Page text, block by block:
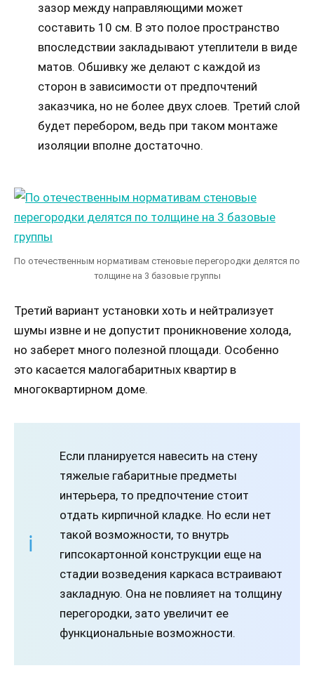
зазор между направляющими может
составить 10 см. В это полое пространство
впоследствии закладывают утеплители в виде
матов. Обшивку же делают с каждой из
сторон в зависимости от предпочтений
заказчика, но не более двух слоев. Третий слой
будет перебором, ведь при таком монтаже
изоляции вполне достаточно.
По отечественным нормативам стеновые перегородки делятся по
толщине на 3 базовые группы
Третий вариант установки хоть и нейтрализует
шумы извне и не допустит проникновение холода,
но заберет много полезной площади. Особенно
это касается малогабаритных квартир в
многоквартирном доме.
Если планируется навесить на стену
тяжелые габаритные предметы
интерьера, то предпочтение стоит
отдать кирпичной кладке. Но если нет
такой возможности, то внутрь
гипсокартонной конструкции еще на
стадии возведения каркаса встраивают
закладную. Она не повлияет на толщину
перегородки, зато увеличит ее
функциональные возможности.